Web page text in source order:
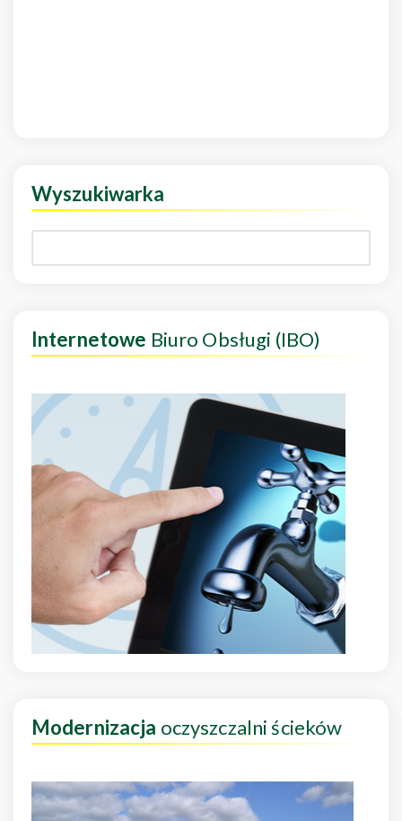
Wyszukiwarka
Internetowe Biuro Obsługi (IBO)
Modernizacja oczyszczalni ścieków